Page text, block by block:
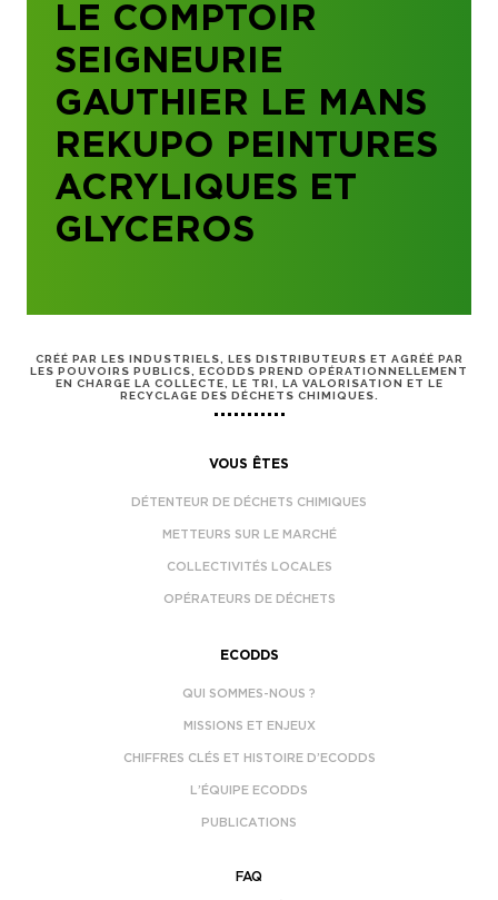
LE COMPTOIR
SEIGNEURIE
GAUTHIER LE MANS
REKUPO PEINTURES
ACRYLIQUES ET
GLYCEROS
CRÉÉ PAR LES INDUSTRIELS, LES DISTRIBUTEURS ET AGRÉÉ PAR
LES POUVOIRS PUBLICS, ECODDS PREND OPÉRATIONNELLEMENT
EN CHARGE LA COLLECTE, LE TRI, LA VALORISATION ET LE
RECYCLAGE DES DÉCHETS CHIMIQUES.
VOUS ÊTES
DÉTENTEUR DE DÉCHETS CHIMIQUES
METTEURS SUR LE MARCHÉ
COLLECTIVITÉS LOCALES
OPÉRATEURS DE DÉCHETS
ECODDS
QUI SOMMES-NOUS ?
MISSIONS ET ENJEUX
CHIFFRES CLÉS ET HISTOIRE D’ECODDS
L’ÉQUIPE ECODDS
PUBLICATIONS
FAQ